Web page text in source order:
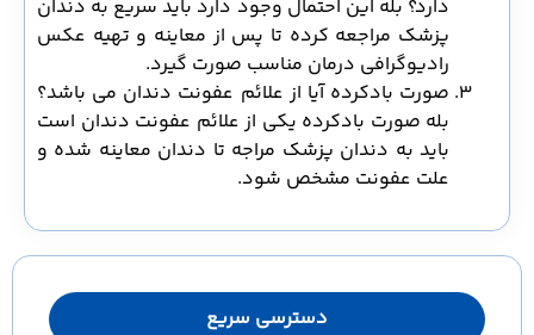
دارد؟ بله این احتمال وجود دارد باید سریع به دندان
پزشک مراجعه کرده تا پس از معاینه و تهیه عکس
رادیوگرافی درمان مناسب صورت گیرد.
صورت بادکرده آیا از علائم عفونت دندان می باشد؟
بله صورت بادکرده یکی از علائم عفونت دندان است
باید به دندان پزشک مراجه تا دندان معاینه شده و
علت عفونت مشخص شود.
دسترسی سریع